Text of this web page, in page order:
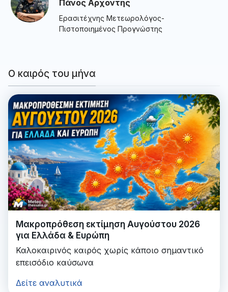
Πάνος Αρχοντής
Ερασιτέχνης Μετεωρολόγος-
Πιστοποιημένος Προγνώστης
Ο καιρός του μήνα
Μακροπρόθεση εκτίμηση Αυγούστου 2026
για Ελλάδα & Ευρώπη
Καλοκαιρινός καιρός χωρίς κάποιο σημαντικό
επεισόδιο καύσωνα
Δείτε αναλυτικά